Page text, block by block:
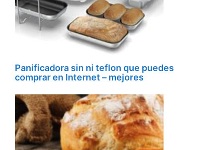
Panificadora sin ni teflon que puedes
comprar en Internet – mejores